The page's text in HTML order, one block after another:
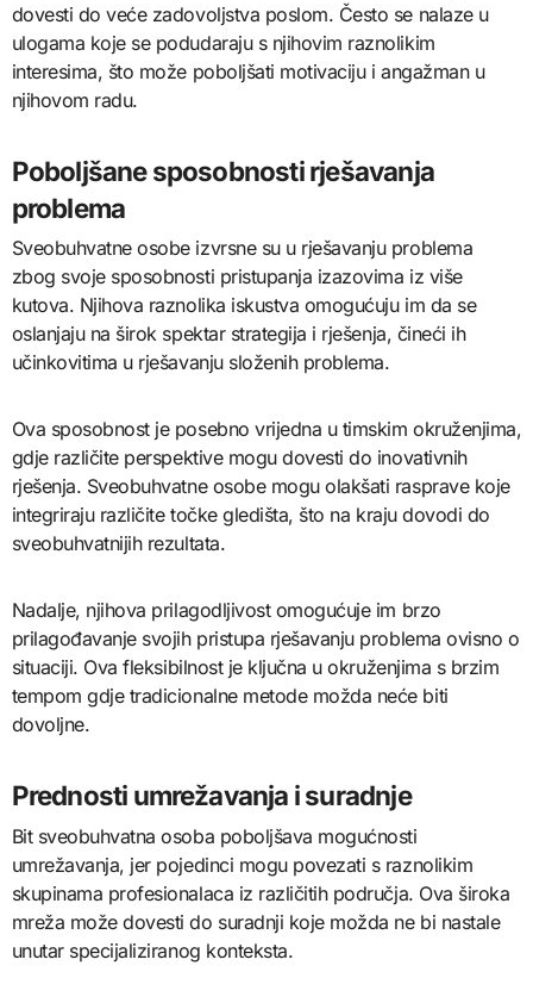
dovesti do veće zadovoljstva poslom. Često se nalaze u
ulogama koje se podudaraju s njihovim raznolikim
interesima, što može poboljšati motivaciju i angažman u
njihovom radu.
Poboljšane sposobnosti rješavanja
problema
Sveobuhvatne osobe izvrsne su u rješavanju problema
zbog svoje sposobnosti pristupanja izazovima iz više
kutova. Njihova raznolika iskustva omogućuju im da se
oslanjaju na širok spektar strategija i rješenja, čineći ih
učinkovitima u rješavanju složenih problema.
Ova sposobnost je posebno vrijedna u timskim okruženjima,
gdje različite perspektive mogu dovesti do inovativnih
rješenja. Sveobuhvatne osobe mogu olakšati rasprave koje
integriraju različite točke gledišta, što na kraju dovodi do
sveobuhvatnijih rezultata.
Nadalje, njihova prilagodljivost omogućuje im brzo
prilagođavanje svojih pristupa rješavanju problema ovisno o
situaciji. Ova fleksibilnost je ključna u okruženjima s brzim
tempom gdje tradicionalne metode možda neće biti
dovoljne.
Prednosti umrežavanja i suradnje
Bit sveobuhvatna osoba poboljšava mogućnosti
umrežavanja, jer pojedinci mogu povezati s raznolikim
skupinama profesionalaca iz različitih područja. Ova široka
mreža može dovesti do suradnji koje možda ne bi nastale
unutar specijaliziranog konteksta.